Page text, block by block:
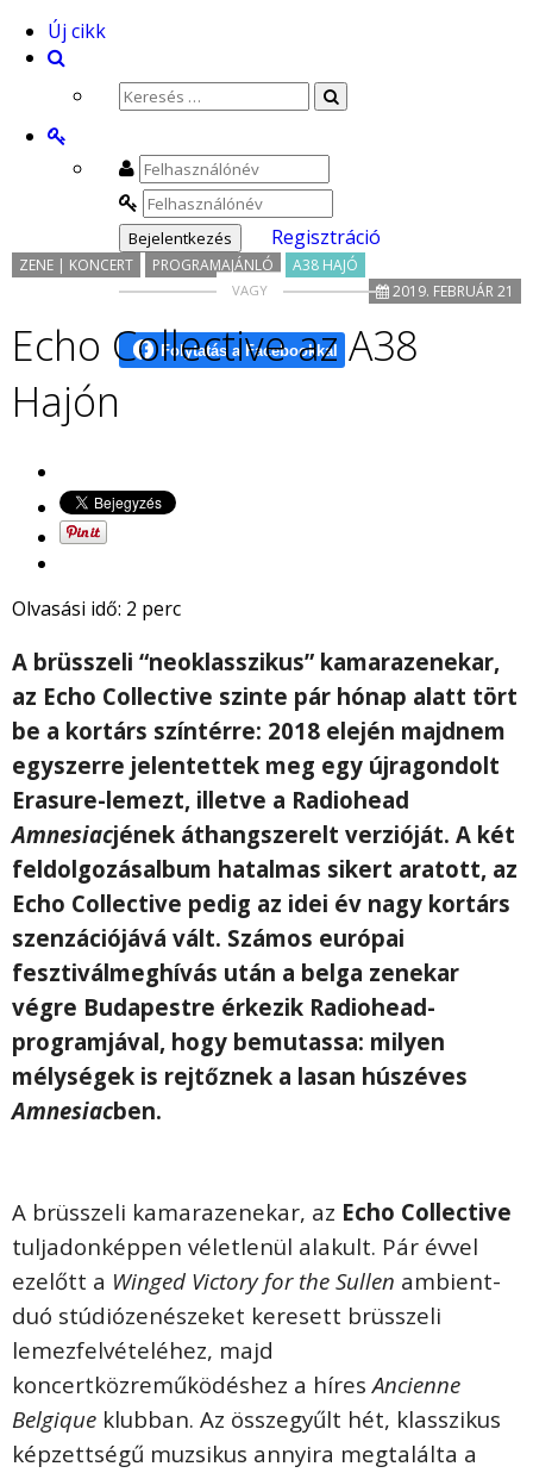
Új cikk
Regisztráció
ZENE | KONCERT PROGRAMAJÁNLÓ
A38 HAJÓ
2019. FEBRUÁR 21
Echo Collective az A38
Hajón
Olvasási idő: 2 perc
A brüsszeli “neoklasszikus” kamarazenekar,
az Echo Collective szinte pár hónap alatt tört
be a kortárs színtérre: 2018 elején majdnem
egyszerre jelentettek meg egy újragondolt
Erasure-lemezt, illetve a Radiohead
Amnesiacjének áthangszerelt verzióját. A két
feldolgozásalbum hatalmas sikert aratott, az
Echo Collective pedig az idei év nagy kortárs
szenzációjává vált. Számos európai
fesztiválmeghívás után a belga zenekar
végre Budapestre érkezik Radiohead-
programjával, hogy bemutassa: milyen
mélységek is rejtőznek a lasan húszéves
Amnesiacben.
A brüsszeli kamarazenekar, az Echo Collective
tuljadonképpen véletlenül alakult. Pár évvel
ezelőtt a Winged Victory for the Sullen ambient-
duó stúdiózenészeket keresett brüsszeli
lemezfelvételéhez, majd
koncertközreműködéshez a híresAncienne
Belgique klubban. Az összegyűlt hét, klasszikus
képzettségű muzsikus annyira megtalálta a